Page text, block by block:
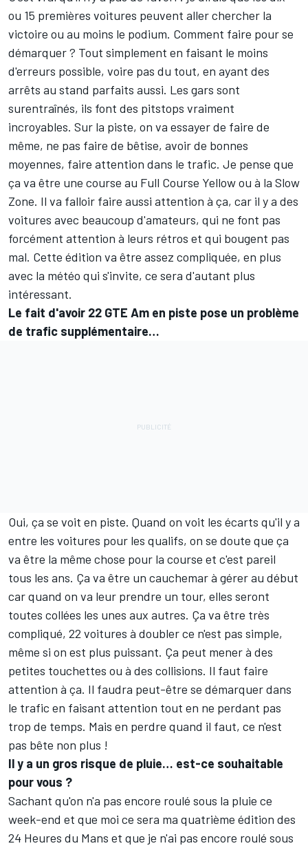
ou 15 premières voitures peuvent aller chercher la
victoire ou au moins le podium. Comment faire pour se
démarquer ? Tout simplement en faisant le moins
d'erreurs possible, voire pas du tout, en ayant des
arrêts au stand parfaits aussi. Les gars sont
surentraînés, ils font des pitstops vraiment
incroyables. Sur la piste, on va essayer de faire de
même, ne pas faire de bêtise, avoir de bonnes
moyennes, faire attention dans le trafic. Je pense que
ça va être une course au Full Course Yellow ou à la Slow
Zone. Il va falloir faire aussi attention à ça, car il y a des
voitures avec beaucoup d'amateurs, qui ne font pas
forcément attention à leurs rétros et qui bougent pas
mal. Cette édition va être assez compliquée, en plus
avec la météo qui s'invite, ce sera d'autant plus
intéressant.
Le fait d'avoir 22 GTE Am en piste pose un problème
de trafic supplémentaire…
Oui, ça se voit en piste. Quand on voit les écarts qu'il y a
entre les voitures pour les qualifs, on se doute que ça
va être la même chose pour la course et c'est pareil
tous les ans. Ça va être un cauchemar à gérer au début
car quand on va leur prendre un tour, elles seront
toutes collées les unes aux autres. Ça va être très
compliqué, 22 voitures à doubler ce n'est pas simple,
même si on est plus puissant. Ça peut mener à des
petites touchettes ou à des collisions. Il faut faire
attention à ça. Il faudra peut-être se démarquer dans
le trafic en faisant attention tout en ne perdant pas
trop de temps. Mais en perdre quand il faut, ce n'est
pas bête non plus !
Il y a un gros risque de pluie… est-ce souhaitable
pour vous ?
Sachant qu'on n'a pas encore roulé sous la pluie ce
week-end et que moi ce sera ma quatrième édition des
24 Heures du Mans et que je n'ai pas encore roulé sous